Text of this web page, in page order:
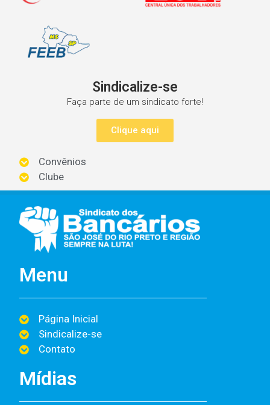
Sindicalize-se
Faça parte de um sindicato forte!
Clique aqui
Convênios
Clube
Menu
Página Inicial
Sindicalize-se
Contato
Mídias